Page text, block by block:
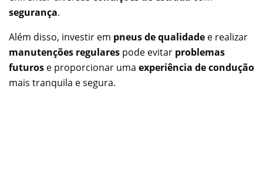
segurança.
Além disso, investir em pneus de qualidade e realizar
manutenções regulares pode evitar problemas
futuros e proporcionar uma experiência de condução
mais tranquila e segura.